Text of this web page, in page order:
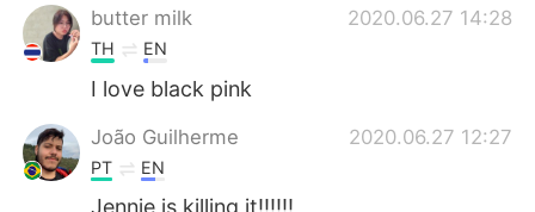
butter milk 2020.06.27 14:28
TH EN
I love black pink
João Guilherme 2020.06.27 12:27
PT EN